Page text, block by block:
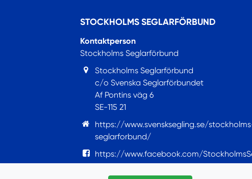
STOCKHOLMS SEGLARFÖRBUND
Kontaktperson
Stockholms Seglarförbund
Stockholms Seglarförbund
c/o Svenska Seglarförbundet
Af Pontins väg 6
SE-115 21
https://www.svensksegling.se/
seglarforbund/
https://www.facebook.com/